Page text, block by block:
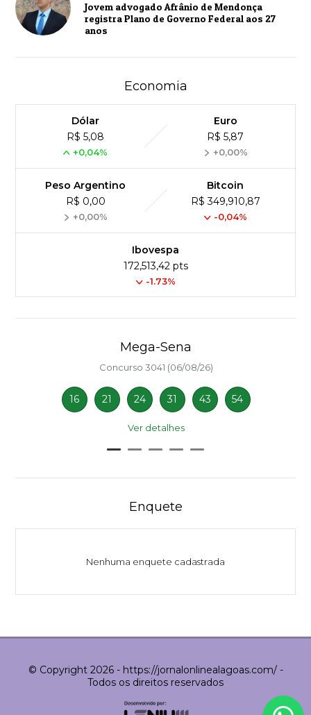
Jovem advogado Afrânio de Mendonça
registra Plano de Governo Federal aos 27
anos
Economia
Dólar
R$ 5,08
+0,04%
Euro
R$ 5,87
+0,00%
Peso Argentino
R$ 0,00
+0,00%
Bitcoin
R$ 349,910,87
-0,04%
Ibovespa
172,513,42 pts
-1.73%
Mega-Sena
Concurso 3041 (06/08/26)
16 21 24 31 43 54
Ver detalhes
Enquete
Nenhuma enquete cadastrada
© Copyright 2026 - https://jornalonlinealagoas.com/ -
Todos os direitos reservados